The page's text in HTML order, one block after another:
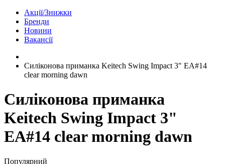
Акції/Знижки
Бренди
Новини
Вакансії
Силіконова приманка Keitech Swing Impact 3" EA#14
clear morning dawn
Силіконова приманка
Keitech Swing Impact 3"
EA#14 clear morning dawn
Популярний